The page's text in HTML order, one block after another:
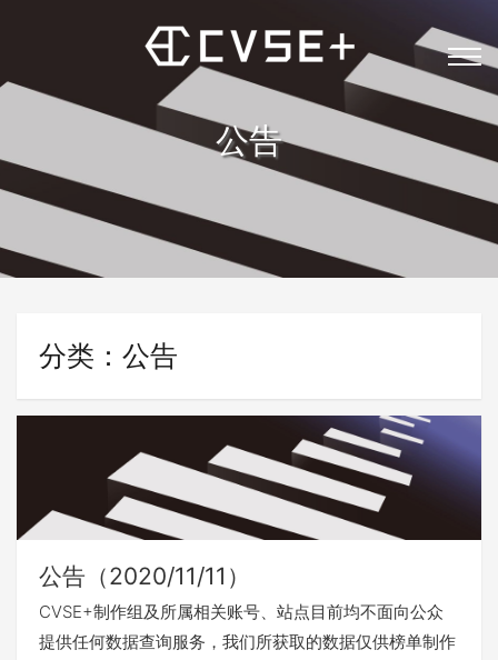
公告
分类：公告
公告（2020/11/11）
CVSE+制作组及所属相关账号、站点目前均不面向公众
提供任何数据查询服务，我们所获取的数据仅供榜单制作